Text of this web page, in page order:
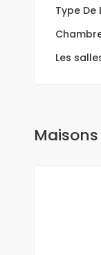
Type De
Les